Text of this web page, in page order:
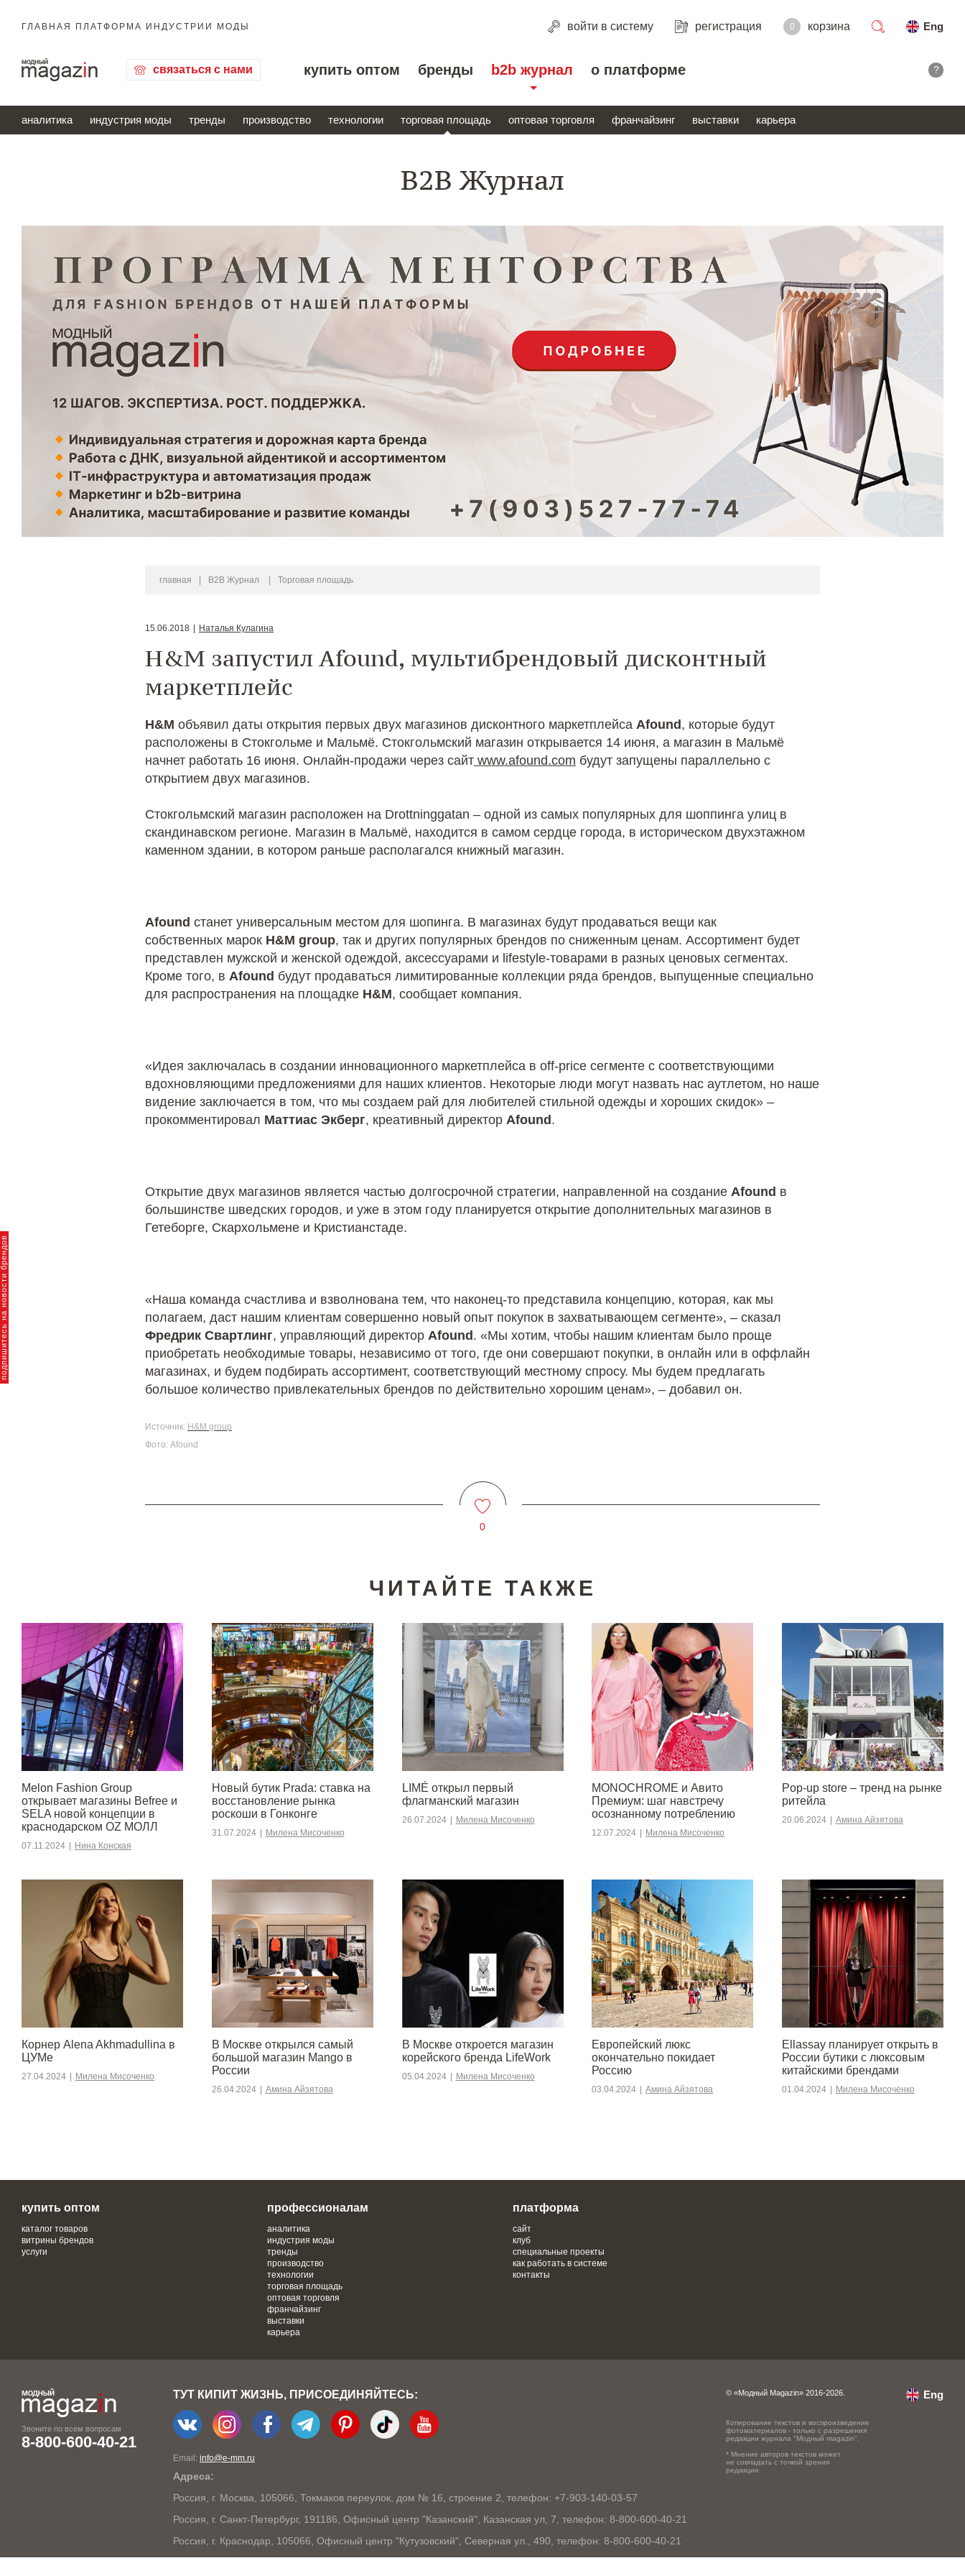
брендов
ГЛАВНАЯ ПЛАТФОРМА ИНДУСТРИИ МОДЫ войти в систему регистрация 0 корзина
Eng
связаться с нами купить оптом бренды b2b журнал о платформе ?
аналитика индустрия моды тренды производство технологии торговая площадь оптовая торговля франчайзинг выставки карьера
B2B Журнал
главная B2B Журнал Торговая площадь
15.06.2018 Наталья Кулагина
H&M запустил Afound, мультибрендовый дисконтный
маркетплейс
H&M объявил даты открытия первых двух магазинов дисконтного маркетплейса Afound , которые будут
расположены в Стокгольме и Мальмё. Стокгольмский магазин открывается 14 июня, а магазин в Мальмё
начнет работать 16 июня. Онлайн-продажи через сайт www.afound.com будут запущены параллельно с
открытием двух магазинов.
Стокгольмский магазин расположен на Drottninggatan – одной из самых популярных для шоппинга улиц в
скандинавском регионе. Магазин в Мальмё, находится в самом сердце города, в историческом двухэтажном
каменном здании, в котором раньше располагался книжный магазин.
Afound станет универсальным местом для шопинга. В магазинах будут продаваться вещи как
собственных марок H&M group, так и других популярных брендов по сниженным ценам. Ассортимент будет
представлен мужской и женской одеждой, аксессуарами и lifestyle-товарами в разных ценовых сегментах.
Кроме того, в Afound будут продаваться лимитированные коллекции ряда брендов, выпущенные специально
для распространения на площадке H&M, сообщает компания.
«Идея заключалась в создании инновационного маркетплейса в off-price сегменте с соответствующими
вдохновляющими предложениями для наших клиентов. Некоторые люди могут назвать нас аутлетом, но наше
видение заключается в том, что мы создаем рай для любителей стильной одежды и хороших скидок» –
прокомментировал Маттиас Экберг, креативный директор Afound .
Открытие двух магазинов является частью долгосрочной стратегии, направленной на создание Afound в
большинстве шведских городов, и уже в этом году планируется открытие дополнительных магазинов в
Гетеборге, Скархольмене и Кристианстаде.
«Наша команда счастлива и взволнована тем, что наконец-то представила концепцию, которая, как мы
полагаем, даст нашим клиентам совершенно новый опыт покупок в захватывающем сегменте», – сказал
Фредрик Свартлинг, управляющий директор Afound . «Мы хотим, чтобы нашим клиентам было проще
приобретать необходимые товары, независимо от того, где они совершают покупки, в онлайн или в оффлайн
магазинах, и будем подбирать ассортимент, соответствующий местному спросу. Мы будем предлагать
большое количество привлекательных брендов по действительно хорошим ценам», – добавил он.
Источник: H&M group
Фото: Afound
0
ЧИТАЙТЕ ТАКЖЕ
Melon Fashion Group
открывает магазины Befree и
SELA новой концепции в
краснодарском OZ МОЛЛ
07.11.2024 Нина Конская
Новый бутик Prada: ставка на
восстановление рынка
роскоши в Гонконге
31.07.2024 Милена Мисоченко
LIMÉ открыл первый
флагманский магазин
26.07.2024 Милена Мисоченко
MONOCHROME и Авито
Премиум: шаг навстречу
осознанному потреблению
12.07.2024 Милена Мисоченко
Pop-up store – тренд на рынке
ритейла
20.06.2024 Амина Айзятова
Корнер Alena Akhmadullina в
ЦУМе
27.04.2024 Милена Мисоченко
В Москве открылся самый
большой магазин Mango в
России
26.04.2024 Амина Айзятова
В Москве откроется магазин
корейского бренда LifeWork
05.04.2024 Милена Мисоченко
Европейский люкс
окончательно покидает
Россию
03.04.2024 Амина Айзятова
Ellassay планирует открыть в
России бутики с люксовым
китайскими брендами
01.04.2024 Милена Мисоченко
купить оптом
каталог товаров
витрины брендов
услуги
профессионалам
аналитика
индустрия моды
тренды
производство
технологии
торговая площадь
оптовая торговля
франчайзинг
выставки
карьера
платформа
сайт
клуб
специальные проекты
как работать в системе
контакты
Звоните по всем вопросам
8-800-600-40-21
ТУТ КИПИТ ЖИЗНЬ, ПРИСОЕДИНЯЙТЕСЬ:
Email: info@e-mm.ru
Адреса:
Россия, г. Москва, 105066, Токмаков переулок, дом № 16, строение 2, телефон: +7-903-140-03-57
Россия, г. Санкт-Петербург, 191186, Офисный центр "Казанский", Казанская ул, 7, телефон: 8-800-600-40-21
Россия, г. Краснодар, 105066, Офисный центр "Кутузовский", Северная ул., 490, телефон: 8-800-600-40-21
© «Модный Magazin» 2016-2026.
Копирование текстов и воспроизведение
фотоматериалов - только с разрешения
редакции журнала "Модный magazin".
* Мнение авторов текстов может
не совпадать с точкой зрения
редакции.
Eng